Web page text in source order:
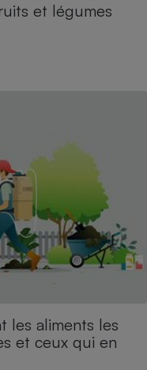
et légumes
les aliments les
et ceux qui en